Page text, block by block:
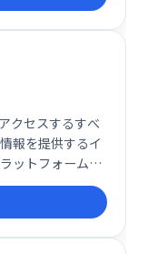
ることで、より
。
クセスするすべ
報を提供するイ
ットフォームで
ャンして、行動
ト」または「コ
るようにも設計